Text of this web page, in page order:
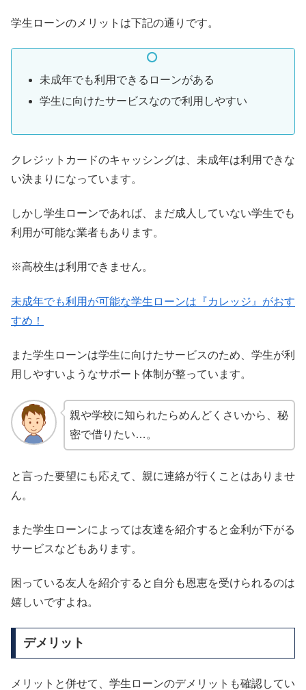
学生ローンのメリットは下記の通りです。
未成年でも利用できるローンがある
学生に向けたサービスなので利用しやすい
クレジットカードのキャッシングは、未成年は利用できな
い決まりになっています。
しかし学生ローンであれば、まだ成人していない学生でも
利用が可能な業者もあります。
※高校生は利用できません。
未成年でも利用が可能な学生ローンは『カレッジ』がおす
すめ！
また学生ローンは学生に向けたサービスのため、学生が利
用しやすいようなサポート体制が整っています。
親や学校に知られたらめんどくさいから、秘
密で借りたい…。
と言った要望にも応えて、親に連絡が行くことはありませ
ん。
また学生ローンによっては友達を紹介すると金利が下がる
サービスなどもあります。
困っている友人を紹介すると自分も恩恵を受けられるのは
嬉しいですよね。
デメリット
メリットと併せて、学生ローンのデメリットも確認してい